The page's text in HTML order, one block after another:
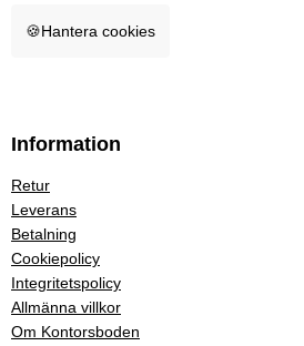
🍪Hantera cookies
Information
Retur
Leverans
Betalning
Cookiepolicy
Integritetspolicy
Allmänna villkor
Om Kontorsboden